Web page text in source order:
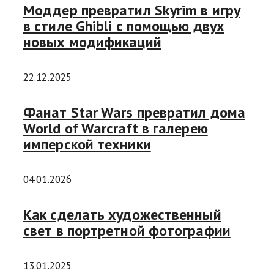
Моддер превратил Skyrim в игру
в стиле Ghibli с помощью двух
новых модификаций
22.12.2025
Фанат Star Wars превратил дома
World of Warcraft в галерею
имперской техники
04.01.2026
Как сделать художественный
свет в портретной фотографии
13.01.2025